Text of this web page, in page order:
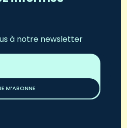
à notre newsletter
M’ABONNE